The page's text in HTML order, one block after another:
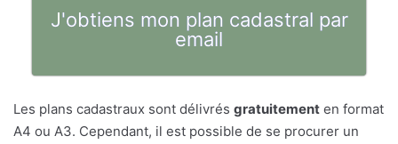
J'obtiens mon plan cadastral par
email
Les plans cadastraux sont délivrés gratuitement en format
A4 ou A3. Cependant, il est possible de se procurer un